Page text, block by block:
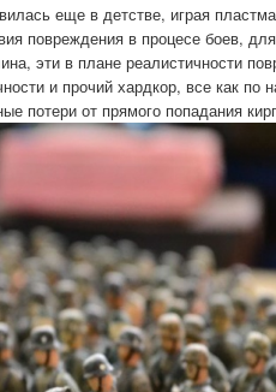
еще в детстве, играя
повреждения в процесе боев,
эти в плане реалистичности
и прочий хардкор, все как
потери от прямого попадания